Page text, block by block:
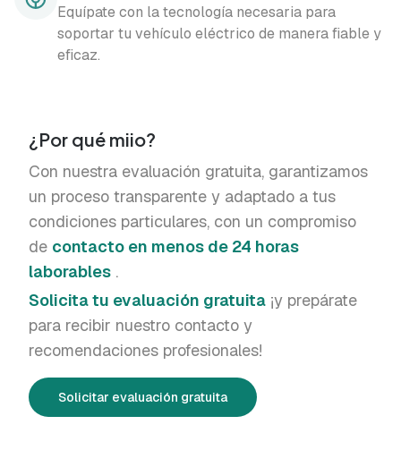
Equípate con la tecnología necesaria para
soportar tu vehículo eléctrico de manera fiable y
eficaz.
¿Por qué miio?
Con nuestra evaluación gratuita, garantizamos
un proceso transparente y adaptado a tus
condiciones particulares, con un compromiso
de contacto en menos de 24 horas
laborables .
Solicita tu evaluación gratuita ¡y prepárate
para recibir nuestro contacto y
recomendaciones profesionales!
Solicitar evaluación gratuita